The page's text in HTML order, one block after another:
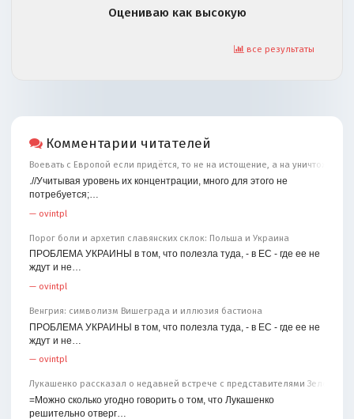
Оцениваю как высокую
все результаты
Комментарии читателей
Воевать с Европой если придётся, то не на истощение, а на уничтожение
.//Учитывая уровень их концентрации, много для этого не
потребуется;…
— ovintpl
Порог боли и архетип славянских склок: Польша и Украина
ПРОБЛЕМА УКРАИНЫ в том, что полезла туда, - в ЕС - где ее не
ждут и не…
— ovintpl
Венгрия: символизм Вишеграда и иллюзия бастиона
ПРОБЛЕМА УКРАИНЫ в том, что полезла туда, - в ЕС - где ее не
ждут и не…
— ovintpl
Лукашенко рассказал о недавней встрече с представителями
=Можно сколько угодно говорить о том, что Лукашенко
решительно отверг…